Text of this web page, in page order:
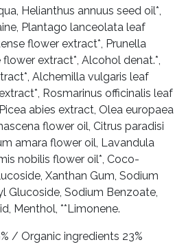
Helianthus annuus seed oil*,
Plantago lanceolata leaf
flower extract*, Prunella
extract*, Alcohol denat.*,
Alchemilla vulgaris leaf
Rosmarinus officinalis leaf
abies extract, Olea europaea
flower oil, Citrus paradisi
amara flower oil, Lavandula
nobilis flower oil*, Coco-
Xanthan Gum, Sodium
Glucoside, Sodium Benzoate,
Menthol, **Limonene.
/ Organic ingredients 23%